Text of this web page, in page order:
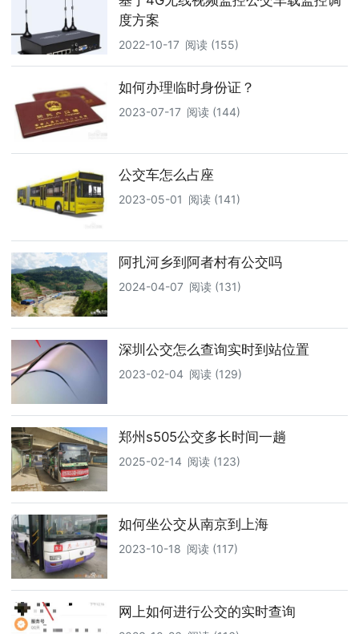
度方案
2022-10-17 阅读 (155)
如何办理临时身份证？
2023-07-17 阅读 (144)
公交车怎么占座
2023-05-01 阅读 (141)
阿扎河乡到阿者村有公交吗
2024-04-07 阅读 (131)
深圳公交怎么查询​实时到站位置
2023-02-04 阅读 (129)
郑州s505公交多长时间一趟
2025-02-14 阅读 (123)
如何坐公交从南京到上海
2023-10-18 阅读 (117)
网上如何进行公交的实时查询